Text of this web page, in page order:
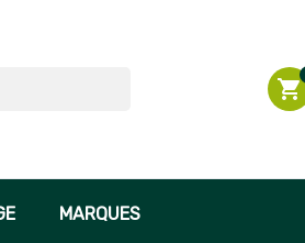
shopping_cart
MARQUES